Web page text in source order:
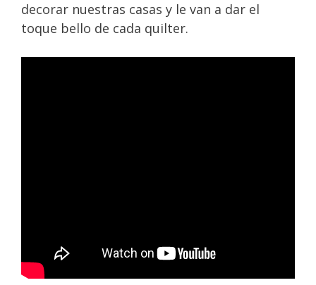
decorar nuestras casas y le van a dar el
toque bello de cada quilter.